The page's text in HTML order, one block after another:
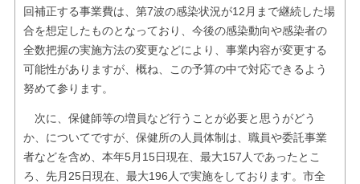
回補正する事業費は、第7波の感染状況が12月まで継続した場
合を想定したものとなっており、今後の感染動向や感染者の
全数把握の実施方法の変更などにより、事業内容が変更する
可能性がありますが、概ね、この予算の中で対応できるよう
努めて参ります。
次に、保健師等の増員など行うことが必要と思うがどう
か、についてですが、保健所の人員体制は、職員や委託事業
者などを含め、本年5月15日現在、最大157人であったとこ
ろ、先月25日現在、最大196人で実施をしております。市全